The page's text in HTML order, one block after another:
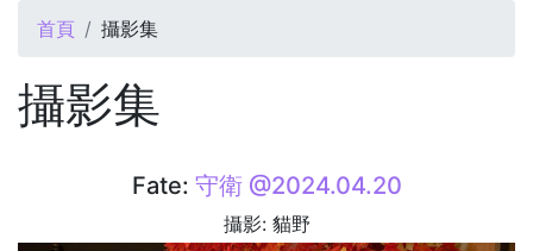
您在這裡
首頁 攝影集
攝影集
Fate: 守衛 @2024.04.20
攝影: 貓野